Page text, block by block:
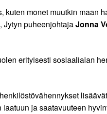
kuten monet muutkin maan
Jytyn puheenjohtajaJonna
erityisesti sosiaalialan
ja saatavuuteen